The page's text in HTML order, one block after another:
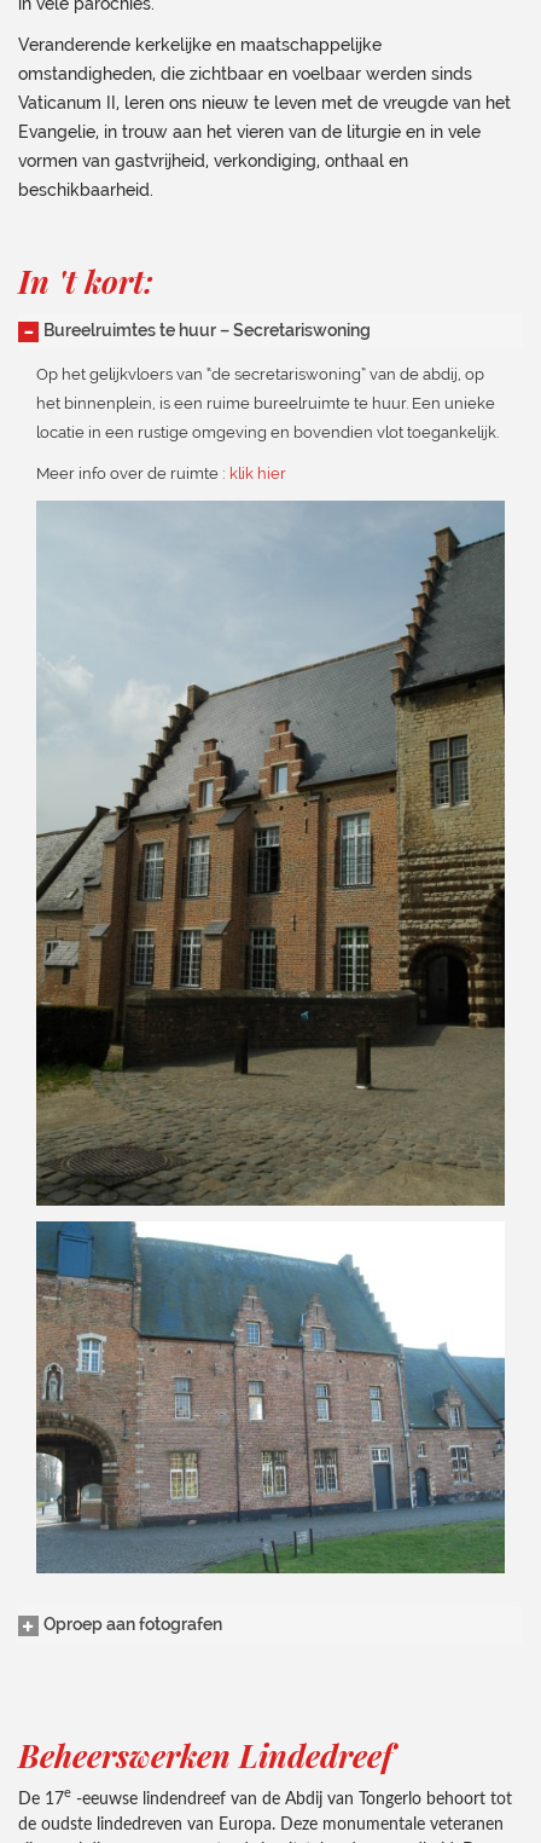
in vele parochies.
Veranderende kerkelijke en maatschappelijke
omstandigheden, die zichtbaar en voelbaar werden sinds
Vaticanum II, leren ons nieuw te leven met de vreugde van het
Evangelie, in trouw aan het vieren van de liturgie en in vele
vormen van gastvrijheid, verkondiging, onthaal en
beschikbaarheid.
In 't kort:
Bureelruimtes te huur – Secretariswoning
Op het gelijkvloers van “de secretariswoning” van de abdij, op
het binnenplein, is een ruime bureelruimte te huur. Een unieke
locatie in een rustige omgeving en bovendien vlot toegankelijk.
Meer info over de ruimte : klik hier
Oproep aan fotografen
Beheerswerken Lindedreef
De 17e -eeuwse lindendreef van de Abdij van Tongerlo behoort tot
de oudste lindedreven van Europa. Deze monumentale veteranen